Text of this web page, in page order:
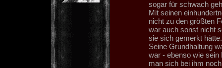
sogar für schwach
Mit seinen
nicht zu den größten
war auch sonst nicht
sie sich gemerkt hätte.
Seine Grundhaltung
war - ebenso wie sein
man sich bei ihm